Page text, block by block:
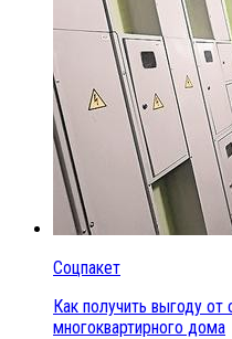
Соцпакет
Как получить выгоду
многоквартирного дома